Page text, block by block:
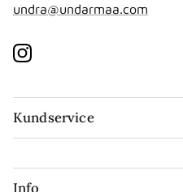
undra@undarmaa.com
Instagram
Kundservice
Info